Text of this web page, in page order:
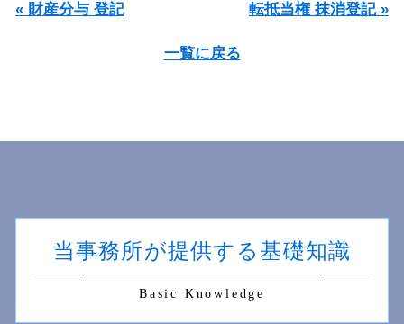
« 財産分与 登記 転抵当権 抹消登記 »
一覧に戻る
当事務所が提供する基礎知識
Basic Knowledge